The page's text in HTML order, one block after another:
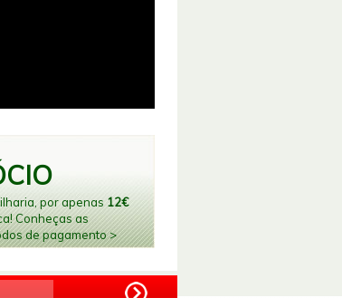
por apenas 12€
Conheças as
de pagamento >